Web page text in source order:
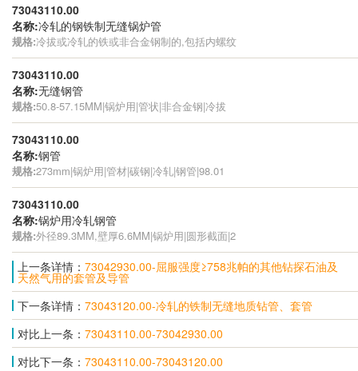
73043110.00
名称:冷轧的钢铁制无缝锅炉管
规格:冷拔或冷轧的铁或非合金钢制的,包括内螺纹
73043110.00
名称:无缝钢管
规格:50.8-57.15MM|锅炉用|管状|非合金钢|冷拔
73043110.00
名称:钢管
规格:273mm|锅炉用|管材|碳钢|冷轧|钢管|98.01
73043110.00
名称:锅炉用冷轧钢管
规格:外径89.3MM,壁厚6.6MM|锅炉用|圆形截面|2
上一条详情： 73042930.00-屈服强度≥758兆帕的其他钻探石油及
天然气用的套管及导管
下一条详情： 73043120.00-冷轧的铁制无缝地质钻管、套管
对比上一条： 73043110.00-73042930.00
对比下一条： 73043110.00-73043120.00